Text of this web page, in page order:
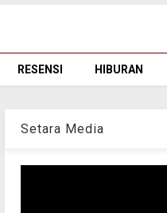
RESENSI HIBURAN
Setara Media